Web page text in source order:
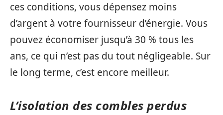
ces conditions, vous dépensez moins
d’argent à votre fournisseur d’énergie. Vous
pouvez économiser jusqu’à 30 % tous les
ans, ce qui n’est pas du tout négligeable. Sur
le long terme, c’est encore meilleur.
L’isolation des combles perdus